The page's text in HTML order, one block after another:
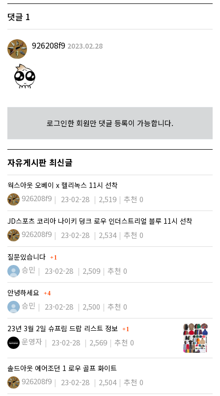
댓글 1
926208f9 2023.02.28
로그인한 회원만 댓글 등록이 가능합니다.
자유게시판 최신글
웍스아웃 오베이 x 헬리녹스 11시 선착
926208f9 23-02-28 2,519 추천 0
JD스포츠 코리아 나이키 덩크 로우 인더스트리얼 블루 11시 선착
926208f9 23-02-28 2,534 추천 0
질문있습니다 댓글
1
승민 23-02-28 2,509 추천 0
안녕하세요 댓글
4
승민 23-02-28 2,500 추천 0
23년 3월 2일 슈프림 드랍 리스트 정보 댓글
1
운영자 23-02-28 2,569 추천 0
솔드아웃 에어조던 1 로우 골프 화이트
926208f9 23-02-28 2,504 추천 0